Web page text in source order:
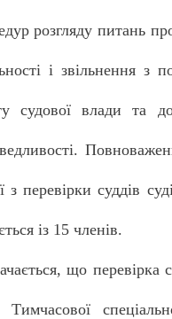
розгляду питань
і звільнення
судової влади та
з перевірки суддів
із 15 членів.
що перевірка